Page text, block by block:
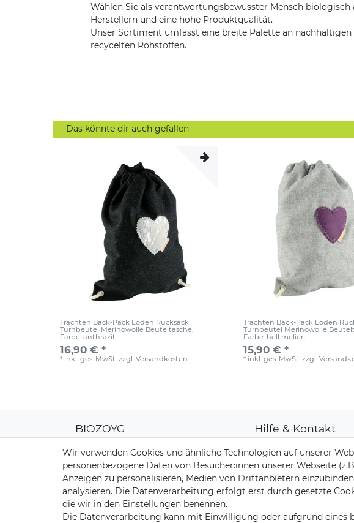
Wählen Sie als verantwortungsbewusster Mensch
Herstellern und eine hohe Produktqualität.
Unser Sortiment umfasst eine breite Palette an
recycelten Rohstoffen.
Das könnte dir auch gefallen
Trachten Back-Pack Loden Rucksack
Turnbeutel Merinowolle Beuteltasche,
Farbe: anthrazit
16,90 € *
* inkl. ges. MwSt. zzgl.Versandkosten
Trachten Back-Pack Loden
Turnbeutel Merinowolle
Farbe: hell meliert
15,90 € *
* inkl. ges. MwSt. zzgl.
BIOZOYG
CO2-Kompensation
Unsere Materialien
Palmblatt Produktion
Hilfe & Kontakt
Zahlungsarten
Versand & Lieferung
Rücksendungen
Kontakt zu uns
Wir verwenden Cookies und ähnliche Technologien auf unserer
personenbezogene Daten von Besucher:innen unserer Webseite
Anzeigen zu personalisieren, Medien von Drittanbietern
analysieren. Die Datenverarbeitung erfolgt erst durch gesetzte
die wir in den Einstellungen benennen.
Die Datenverarbeitung kann mit Einwilligung oder aufgrund eines